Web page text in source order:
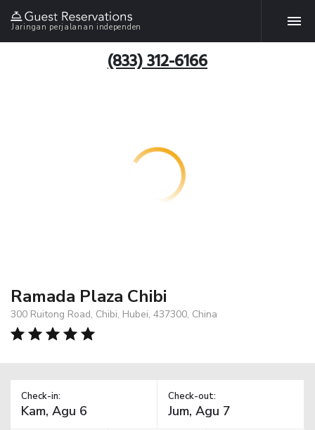
Jaringan perjalanan independen
(833) 312-6166
Ramada Plaza Chibi
300 Ruitong Road, Chibi, Hubei, 437300, China
Check-in: Check-out: